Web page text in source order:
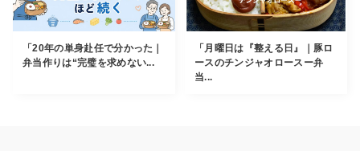
「20年の単身赴任で分かった｜
弁当作りは“完璧を求めない...
「月曜日は『整える日』｜豚ロ
ースのチンジャオロースー弁
当...